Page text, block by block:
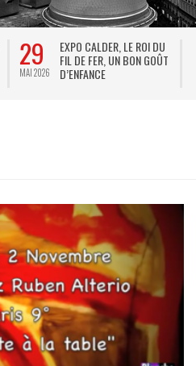
29
MAI 2026
EXPO CALDER, LE ROI DU
FIL DE FER, UN BON GOÛT
D’ENFANCE